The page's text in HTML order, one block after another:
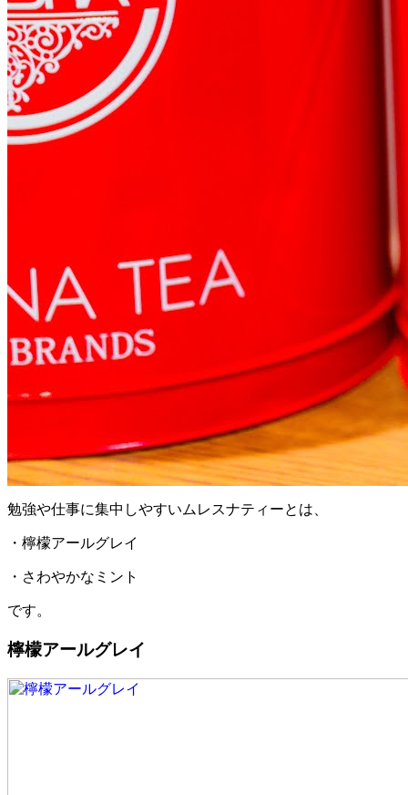
勉強や仕事に集中しやすいムレスナティーとは、
・檸檬アールグレイ
・さわやかなミント
です。
檸檬アールグレイ